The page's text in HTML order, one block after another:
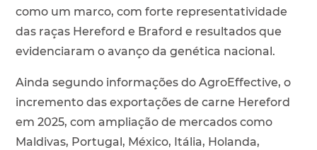
como um marco, com forte representatividade
das raças Hereford e Braford e resultados que
evidenciaram o avanço da genética nacional.
Ainda segundo informações do AgroEffective, o
incremento das exportações de carne Hereford
em 2025, com ampliação de mercados como
Maldivas, Portugal, México, Itália, Holanda,